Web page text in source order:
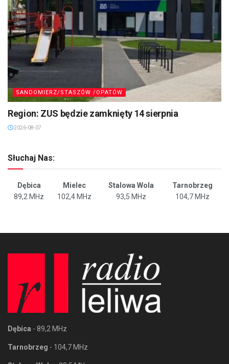
SANDOMIERZ/STASZÓW /OPATÓW
Region: ZUS będzie zamknięty 14 sierpnia
2026-08-07
Słuchaj Nas:
Dębica Mielec Stalowa Wola
Tarnobrzeg
89,2 MHz
102,4 MHz 93,5 MHz 104,7 MHz
Dębica - 89,2 MHz
Tarnobrzeg - 104,7 MHz